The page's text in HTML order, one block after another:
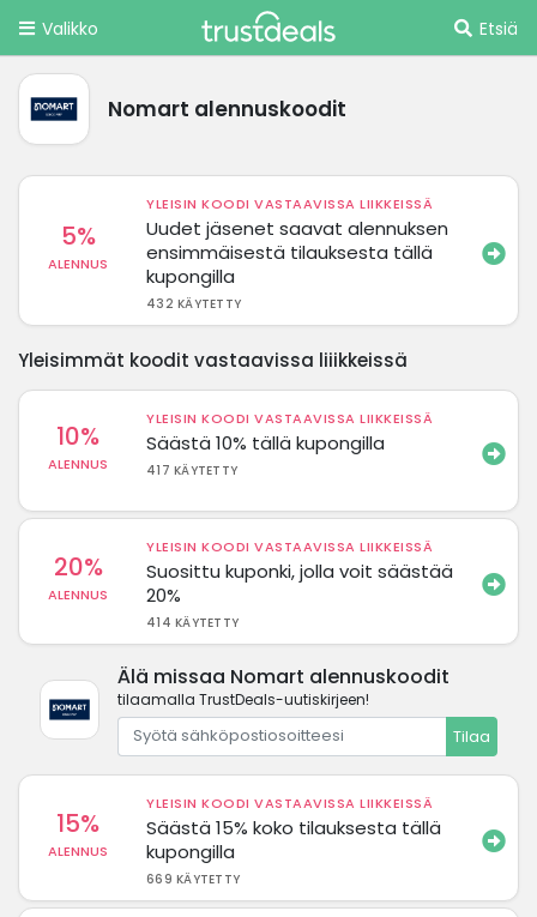
Valikko Etsiä
Nomart alennuskoodit
5%
ALENNUS
YLEISIN KOODI VASTAAVISSA LIIKKEISSÄ
Uudet jäsenet saavat alennuksen
ensimmäisestä tilauksesta tällä
kupongilla
432 KÄYTETTY
Yleisimmät koodit vastaavissa liiikkeissä
10%
ALENNUS
YLEISIN KOODI VASTAAVISSA LIIKKEISSÄ
Säästä 10% tällä kupongilla
417 KÄYTETTY
20%
ALENNUS
YLEISIN KOODI VASTAAVISSA LIIKKEISSÄ
Suosittu kuponki, jolla voit säästää
20%
414 KÄYTETTY
Älä missaa Nomart alennuskoodit
tilaamalla TrustDeals-uutiskirjeen!
Tilaa
15%
ALENNUS
YLEISIN KOODI VASTAAVISSA LIIKKEISSÄ
Säästä 15% koko tilauksesta tällä
kupongilla
669 KÄYTETTY